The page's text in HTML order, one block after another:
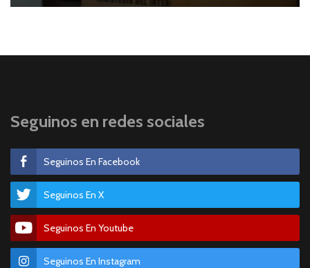
Seguinos en redes sociales
Seguinos En Facebook
Seguinos En X
Seguinos En Youtube
Seguinos En Instagram